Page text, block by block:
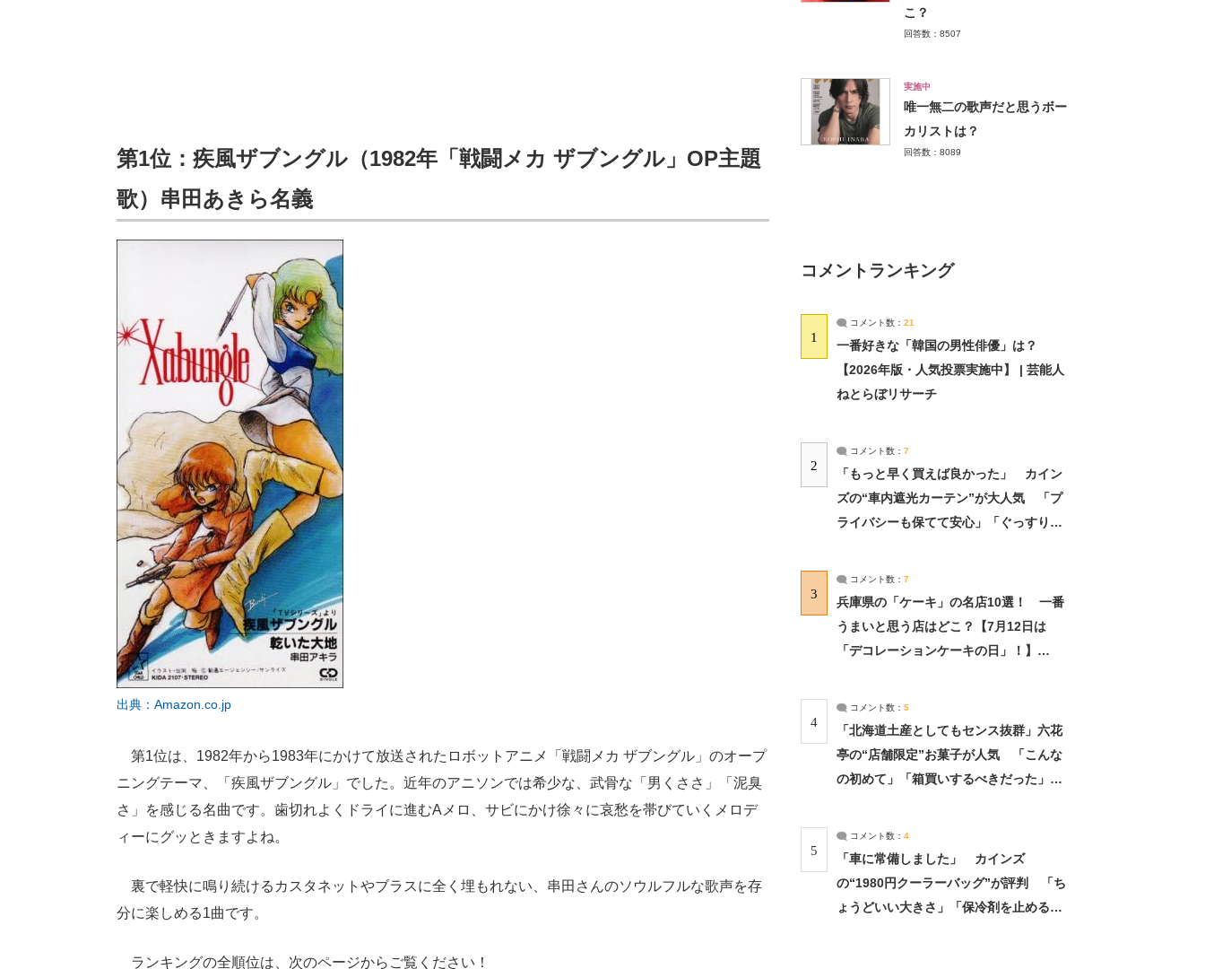
第1位：疾風ザブングル（1982年「戦闘メカ ザブングル」OP主題
歌）串田あきら名義
出典：Amazon.co.jp
第1位は、1982年から1983年にかけて放送されたロボットアニメ「戦闘メカ ザブングル」のオープ
ニングテーマ、「疾風ザブングル」でした。近年のアニソンでは希少な、武骨な「男くささ」「泥臭
さ」を感じる名曲です。歯切れよくドライに進むAメロ、サビにかけ徐々に哀愁を帯びていくメロデ
ィーにグッときますよね。
裏で軽快に鳴り続けるカスタネットやブラスに全く埋もれない、串田さんのソウルフルな歌声を存
分に楽しめる1曲です。
ランキングの全順位は、次のページからご覧ください！
こ？
回答数：8507
実施中
唯一無二の歌声だと思うボー
カリストは？
回答数：8089
コメントランキング
1
コメント数： 21
一番好きな「韓国の男性俳優」は？
【2026年版・人気投票実施中】 | 芸能人
ねとらぼリサーチ
2
コメント数： 7
「もっと早く買えば良かった」 カイン
ズの“車内遮光カーテン”が大人気 「プ
ライバシーも保てて安心」「ぐっすり眠
3
コメント数： 7
兵庫県の「ケーキ」の名店10選！ 一番
うまいと思う店はどこ？【7月12日は
「デコレーションケーキの日」！】
4
コメント数： 5
「北海道土産としてもセンス抜群」六花
亭の“店舗限定”お菓子が人気 「こんな
の初めて」「箱買いするべきだった」
5
コメント数： 4
「車に常備しました」 カインズ
の“1980円クーラーバッグ”が評判 「ち
ょうどいい大きさ」「保冷剤を止めるベ